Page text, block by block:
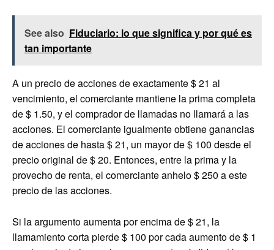
See also Fiduciario: lo que significa y por qué es
tan importante
A un precio de acciones de exactamente $ 21 al
vencimiento, el comerciante mantiene la prima completa
de $ 1.50, y el comprador de llamadas no llamará a las
acciones. El comerciante igualmente obtiene ganancias
de acciones de hasta $ 21, un mayor de $ 100 desde el
precio original de $ 20. Entonces, entre la prima y la
provecho de renta, el comerciante anhelo $ 250 a este
precio de las acciones.
Si la argumento aumenta por encima de $ 21, la
llamamiento corta pierde $ 100 por cada aumento de $ 1